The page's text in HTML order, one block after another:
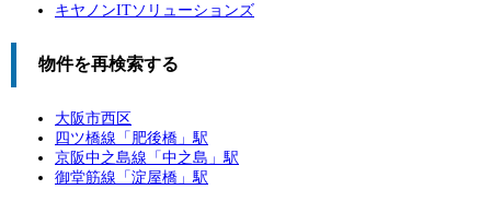
キヤノンITソリューションズ
物件を再検索する
大阪市西区
四ツ橋線「 肥後橋 」駅
京阪中之島線「 中之島 」駅
御堂筋線「 淀屋橋 」駅